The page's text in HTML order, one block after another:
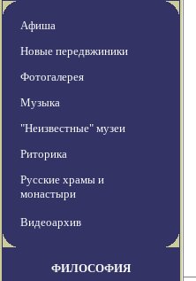
Афиша
Новые передвжиники
Фотогалерея
Музыка
"Неизвестные" музеи
Риторика
Русские храмы и
монастыри
Видеоархив
ФИЛОСОФИЯ